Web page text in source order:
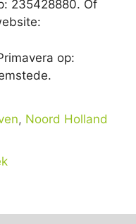
235428880. Of
op:
, Noord Holland